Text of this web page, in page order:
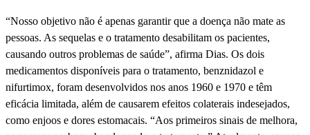
“Nosso objetivo não é apenas garantir que a doença não mate as
pessoas. As sequelas e o tratamento desabilitam os pacientes,
causando outros problemas de saúde”, afirma Dias. Os dois
medicamentos disponíveis para o tratamento, benznidazol e
nifurtimox, foram desenvolvidos nos anos 1960 e 1970 e têm
eficácia limitada, além de causarem efeitos colaterais indesejados,
como enjoos e dores estomacais. “Aos primeiros sinais de melhora,